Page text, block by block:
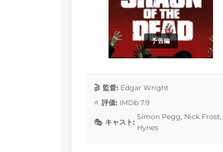
予告編
監督: Edgar Wright
評価: IMDb 7.9
キャスト:
Simon Pegg, Nick
Hynes